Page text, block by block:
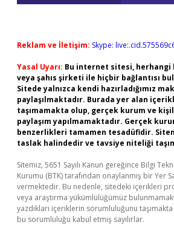
Reklam ve İletişim: Skype:
Yasal Uyarı: Bu internet sitesi, herhangi
veya şahıs şirketi ile hiçbir bağlantısı
Sitede yalnızca kendi hazırladığımız
paylaşılmaktadır. Burada yer alan
taşımamakta olup, gerçek kurum ve
paylaşım yapılmamaktadır. Gerçek
benzerlikleri tamamen tesadüfidir.
taslak halindedir ve tavsiye niteliği
Sitemiz, 5651 Sayılı Kanun gereğince Bilgi
Kurumu (BTK) tarafından onaylanmış bir Yer
vermektedir. Bu nedenle, sitedeki içerikleri
veya araştırma yükümlülüğümüz
yazdıkları içeriklerin sorumluluğunu
bu sorumluluğu kabul etmiş sayılırlar.